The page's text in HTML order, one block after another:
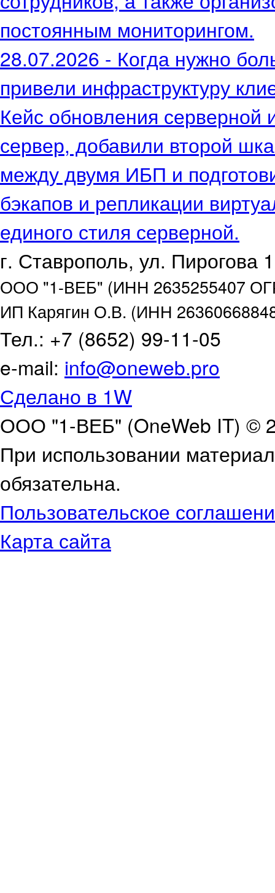
постоянным мониторингом.
28.07.2026 - Когда нужно
привели инфраструктуру
Кейс обновления серверной
сервер, добавили второй
между двумя ИБП и
бэкапов и репликации
единого стиля серверной.
г. Ставрополь, ул. Пирогова
ООО "1-ВЕБ" (ИНН 2635255407
ИП Карягин О.В. (ИНН
Тел.: +7 (8652) 99-11-05
e-mail: info@oneweb.pro
Сделано в 1W
ООО "1-ВЕБ" (OneWeb IT) ©
При использовании
обязательна.
Пользовательское
Карта сайта